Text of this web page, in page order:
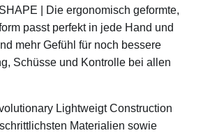
| Die ergonomisch geformte,
passt perfekt in jede Hand und
mehr Gefühl für noch bessere
Schüsse und Kontrolle bei allen
Lightweigt Construction
Materialien sowie